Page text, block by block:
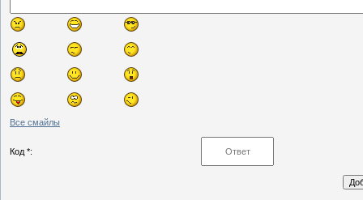
Все смайлы
Код *: